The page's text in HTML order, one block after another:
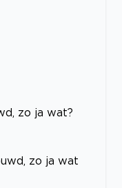
zo ja wat?
zo ja wat